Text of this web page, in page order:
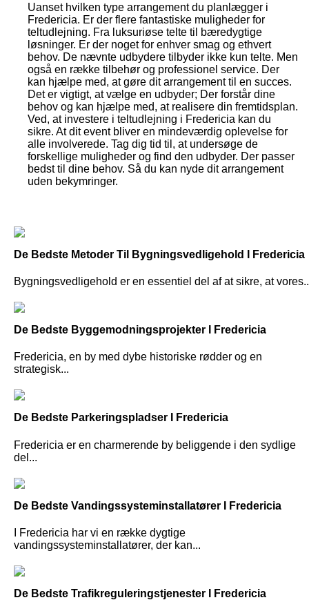
Uanset hvilken type arrangement du planlægger i
Fredericia. Er der flere fantastiske muligheder for
teltudlejning. Fra luksuriøse telte til bæredygtige
løsninger. Er der noget for enhver smag og ethvert
behov. De nævnte udbydere tilbyder ikke kun telte. Men
også en række tilbehør og professionel service. Der
kan hjælpe med, at gøre dit arrangement til en succes.
Det er vigtigt, at vælge en udbyder; Der forstår dine
behov og kan hjælpe med, at realisere din fremtidsplan.
Ved, at investere i teltudlejning i Fredericia kan du
sikre. At dit event bliver en mindeværdig oplevelse for
alle involverede. Tag dig tid til, at undersøge de
forskellige muligheder og find den udbyder. Der passer
bedst til dine behov. Så du kan nyde dit arrangement
uden bekymringer.
De Bedste Metoder Til Bygningsvedligehold I Fredericia
Bygningsvedligehold er en essentiel del af at sikre, at
De Bedste Byggemodningsprojekter I Fredericia
Fredericia, en by med dybe historiske rødder og en
strategisk...
De Bedste Parkeringspladser I Fredericia
Fredericia er en charmerende by beliggende i den sydlige
del...
De Bedste Vandingssysteminstallatører I Fredericia
I Fredericia har vi en række dygtige
vandingssysteminstallatører, der kan...
De Bedste Trafikreguleringstjenester I Fredericia